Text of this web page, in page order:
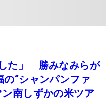
た」 勝みなみらが
“シャンパンファ
南しずかの米ツア